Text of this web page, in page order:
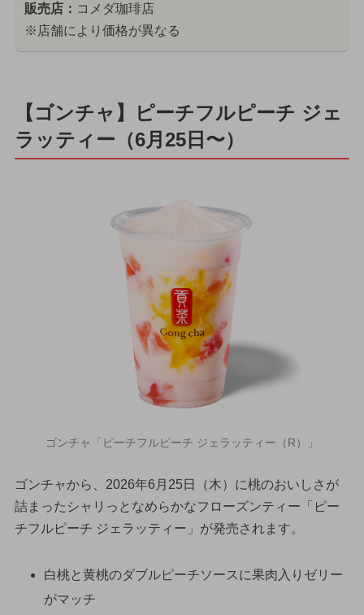
販売店： コメダ珈琲店
※店舗により価格が異なる
【ゴンチャ】ピーチフルピーチ ジェ
ラッティー（6月25日〜）
ゴンチャ「ピーチフルピーチ ジェラッティー（R）」
ゴンチャから、2026年6月25日（木）に桃のおいしさが
詰まったシャリっとなめらかなフローズンティー「ピー
チフルピーチ ジェラッティー」が発売されます。
白桃と黄桃のダブルピーチソースに果肉入りゼリー
がマッチ